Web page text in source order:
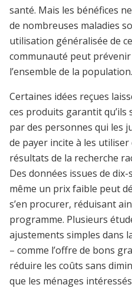
santé. Mais les bénéfices
de nombreuses maladies
utilisation généralisée de
communauté peut
l’ensemble de la population.
Certaines idées reçues
ces produits garantit
par des personnes qui les
de payer incite à les utiliser
résultats de la recherche
Des données issues de
même un prix faible peut
s’en procurer, réduisant
programme. Plusieurs
ajustements simples dans
– comme l’offre de bons
réduire les coûts sans
que les ménages